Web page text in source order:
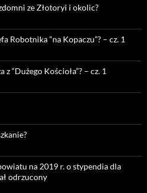
ze Złotoryi i okolic?
Robotnika “na Kopaczu”? – cz. 1
“Dużego Kościoła”? – cz. 1
na 2019 r. o stypendia dla
odrzucony